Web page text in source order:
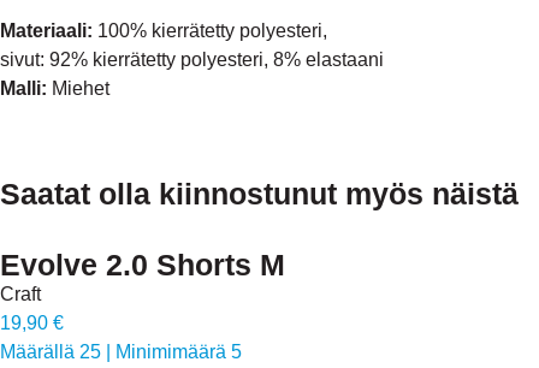
Materiaali: 100% kierrätetty polyesteri,
sivut: 92% kierrätetty polyesteri, 8% elastaani
Malli: Miehet
Saatat olla kiinnostunut myös näistä
Evolve 2.0 Shorts M
Craft
19,90 €
Määrällä 25
Minimimäärä 5